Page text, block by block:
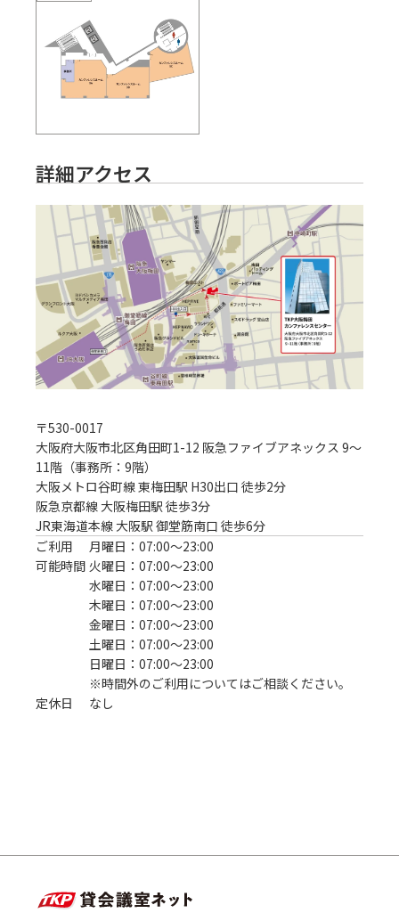
詳細アクセス
〒530-0017
大阪府大阪市北区角田町1-12 阪急ファイブアネックス 9〜
11階（事務所：9階）
大阪メトロ谷町線 東梅田駅 H30出口 徒歩2分
阪急京都線 大阪梅田駅 徒歩3分
JR東海道本線 大阪駅 御堂筋南口 徒歩6分
ご利用
可能時間
月曜日：07:00〜23:00
火曜日：07:00〜23:00
水曜日：07:00〜23:00
木曜日：07:00〜23:00
金曜日：07:00〜23:00
土曜日：07:00〜23:00
日曜日：07:00〜23:00
※時間外のご利用についてはご相談ください。
定休日
なし